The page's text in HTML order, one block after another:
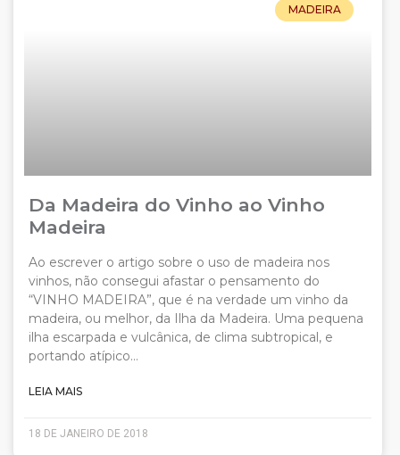
MADEIRA
Da Madeira do Vinho ao Vinho
Madeira
Ao escrever o artigo sobre o uso de madeira nos
vinhos, não consegui afastar o pensamento do
“VINHO MADEIRA”, que é na verdade um vinho da
madeira, ou melhor, da Ilha da Madeira. Uma pequena
ilha escarpada e vulcânica, de clima subtropical, e
portando atípico…
LEIA MAIS
18 DE JANEIRO DE 2018